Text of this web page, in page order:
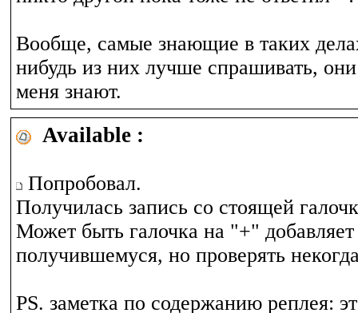
Вообще, самые знающие в таких
нибудь из них лучше спрашивать,
меня знают.
Available :
Попробовал.
Получилась запись со стоящей
Может быть галочка на "+" добавляет
получившемуся, но проверять
PS. заметка по содержанию реплея: